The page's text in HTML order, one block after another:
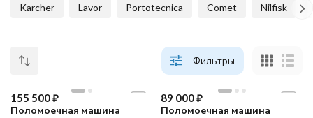
Karcher Lavor Portotecnica Comet Nilfisk
Фильтры
155 500₽
Поломоечная машина
89 000₽
Поломоечная машина